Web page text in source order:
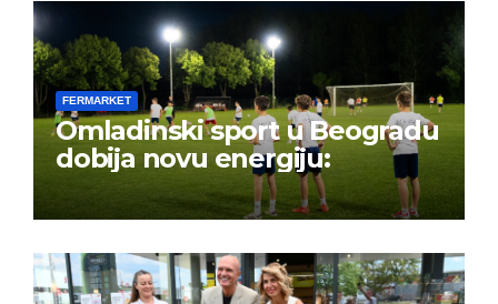
FERMARKET
Omladinski sport u Beogradu
dobija novu energiju: